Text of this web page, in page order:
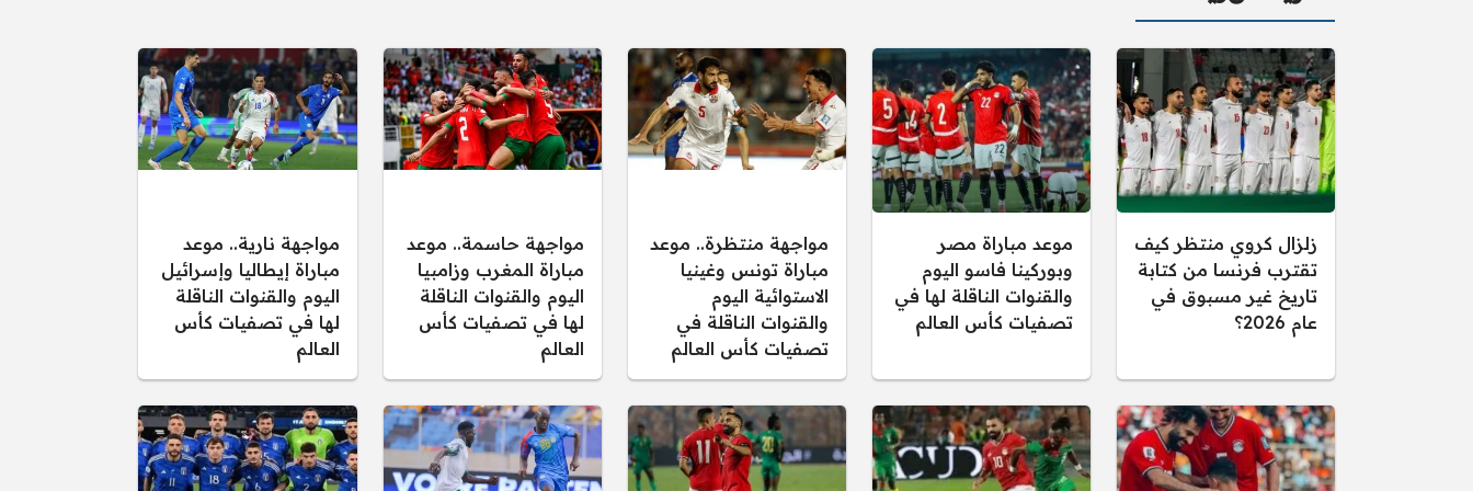
زلزال كروي منتظر كيف
تقترب فرنسا من كتابة
تاريخ غير مسبوق في
عام 2026؟
موعد مباراة مصر
وبوركينا فاسو اليوم
والقنوات الناقلة لها في
تصفيات كأس العالم
مواجهة منتظرة.. موعد
مباراة تونس وغينيا
الاستوائية اليوم
والقنوات الناقلة في
تصفيات كأس العالم
مواجهة حاسمة.. موعد
مباراة المغرب وزامبيا
اليوم والقنوات الناقلة
لها في تصفيات كأس
العالم
مواجهة نارية.. موعد
مباراة إيطاليا وإسرائيل
اليوم والقنوات الناقلة
لها في تصفيات كأس
العالم